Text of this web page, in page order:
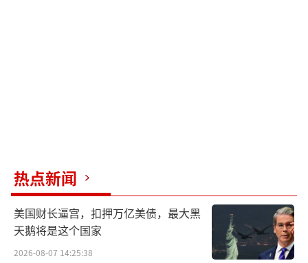
热点新闻
美国财长逼宫，扣押万亿美债，最大黑
天鹅将是这个国家
2026-08-07 14:25:38